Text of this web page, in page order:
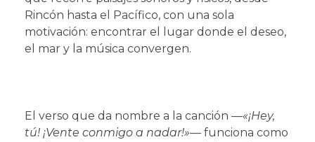
Rincón hasta el Pacífico, con una sola
motivación: encontrar el lugar donde el deseo,
el mar y la música convergen.
El verso que da nombre a la canción —«¡Hey,
tú! ¡Vente conmigo a nadar!»— funciona como